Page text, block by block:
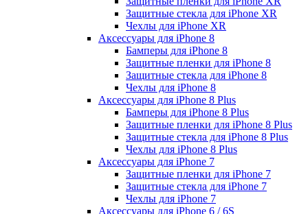
Защитные стекла для iPhone XR
Чехлы для iPhone XR
Аксессуары для iPhone 8
Бамперы для iPhone 8
Защитные пленки для iPhone 8
Защитные стекла для iPhone 8
Чехлы для iPhone 8
Аксессуары для iPhone 8 Plus
Бамперы для iPhone 8 Plus
Защитные пленки для iPhone 8 Plus
Защитные стекла для iPhone 8 Plus
Чехлы для iPhone 8 Plus
Аксессуары для iPhone 7
Защитные пленки для iPhone 7
Защитные стекла для iPhone 7
Чехлы для iPhone 7
Аксессуары для iPhone 6 / 6S